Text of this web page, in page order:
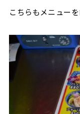
こちらもメニュー